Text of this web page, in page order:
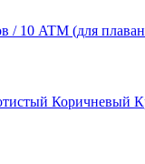
/ 10 ATM (для
Коричневый